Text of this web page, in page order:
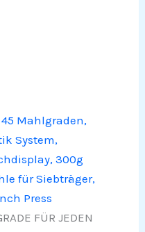
Mahlgraden,
System,
300g
für Siebträger,
Press
FÜR JEDEN